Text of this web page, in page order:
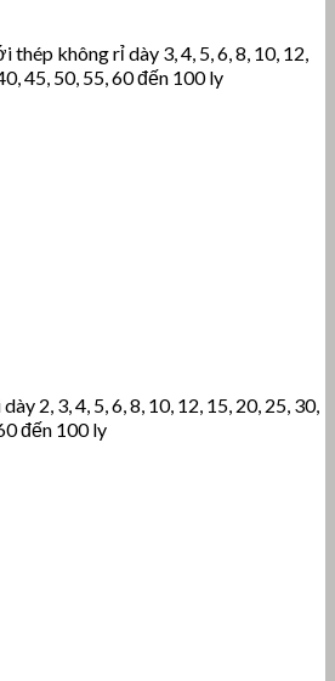
thép không rỉ dày 3, 4, 5, 6, 8, 10, 12,
45, 50, 55, 60 đến 100 ly
2, 3, 4, 5, 6, 8, 10, 12, 15, 20, 25, 30,
đến 100 ly